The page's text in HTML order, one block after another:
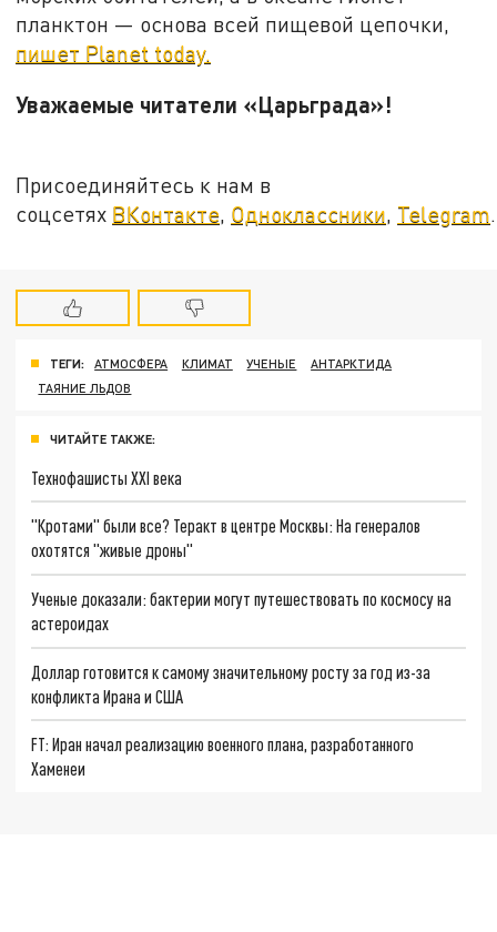
планктон — основа всей пищевой цепочки,
пишет Planet today.
Уважаемые читатели «Царьграда»!
Присоединяйтесь к нам в
соцсетях ВКонтакте, Одноклассники, Telegram.
ТЕГИ: АТМОСФЕРА КЛИМАТ УЧЕНЫЕ
АНТАРКТИДА
ТАЯНИЕ ЛЬДОВ
ЧИТАЙТЕ ТАКЖЕ:
Технофашисты XXI века
"Кротами" были все? Теракт в центре Москвы: На генералов
охотятся "живые дроны"
Ученые доказали: бактерии могут путешествовать по космосу на
астероидах
Доллар готовится к самому значительному росту за год из-за
конфликта Ирана и США
FT: Иран начал реализацию военного плана, разработанного
Хаменеи